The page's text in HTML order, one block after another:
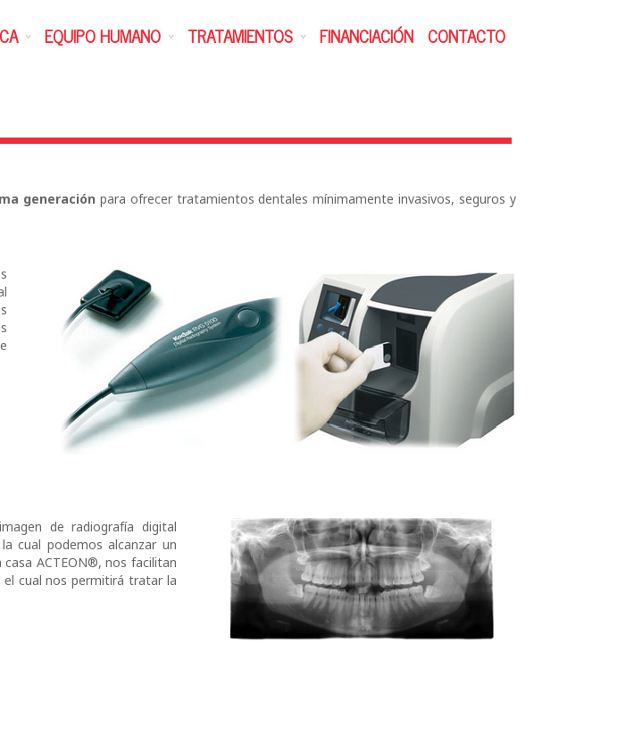
EQUIPO HUMANO TRATAMIENTOS FINANCIACIÓN CONTACTO
generaciónpara ofrecer tratamientos dentales mínimamente invasivos, seguros y
de radiografía digital
cual podemos alcanzar un
ACTEON®, nos facilitan
cual nos permitirá tratar la